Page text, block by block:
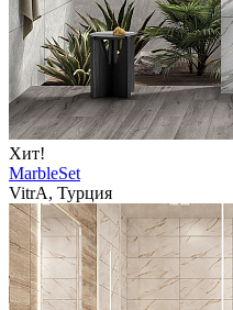
Хит!
MarbleSet
VitrA, Турция